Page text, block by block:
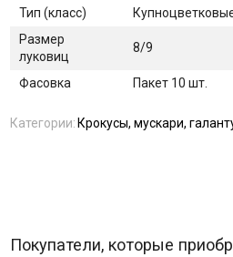
Тип (класс)
Размер
луковиц
8/9
Фасовка Пакет 10 шт.
Категории: Крокусы, мускари,
Покупатели, которые